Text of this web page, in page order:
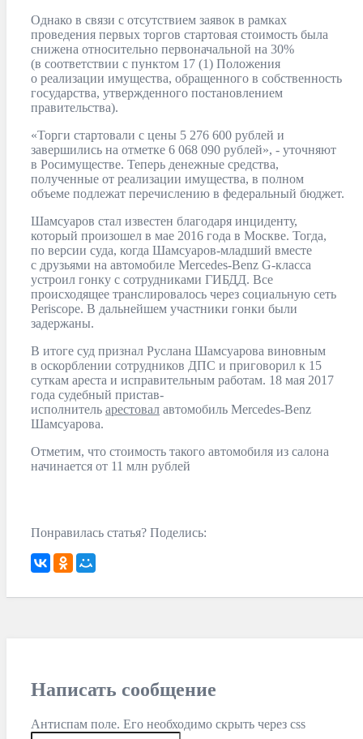
Однако в связи с отсутствием заявок в рамках
проведения первых торгов стартовая стоимость была
снижена относительно первоначальной на 30%
(в соответствии с пунктом 17 (1) Положения
о реализации имущества, обращенного в собственность
государства, утвержденного постановлением
правительства).
«Торги стартовали с цены 5 276 600 рублей и
завершились на отметке 6 068 090 рублей», - уточняют
в Росимуществе. Теперь денежные средства,
полученные от реализации имущества, в полном
объеме подлежат перечислению в федеральный бюджет.
Шамсуаров стал известен благодаря инциденту,
который произошел в мае 2016 года в Москве. Тогда,
по версии суда, когда Шамсуаров-младший вместе
с друзьями на автомобиле Mercedes-Benz G-класса
устроил гонку с сотрудниками ГИБДД. Все
происходящее транслировалось через социальную сеть
Periscope. В дальнейшем участники гонки были
задержаны.
В итоге суд признал Руслана Шамсуарова виновным
в оскорблении сотрудников ДПС и приговорил к 15
суткам ареста и исправительным работам. 18 мая 2017
года судебный пристав-
исполнитель арестовал автомобиль Mercedes-Benz
Шамсуарова.
Отметим, что стоимость такого автомобиля из салона
начинается от 11 млн рублей
Понравилась статья? Поделись:
Написать сообщение
Антиспам поле. Его необходимо скрыть через css